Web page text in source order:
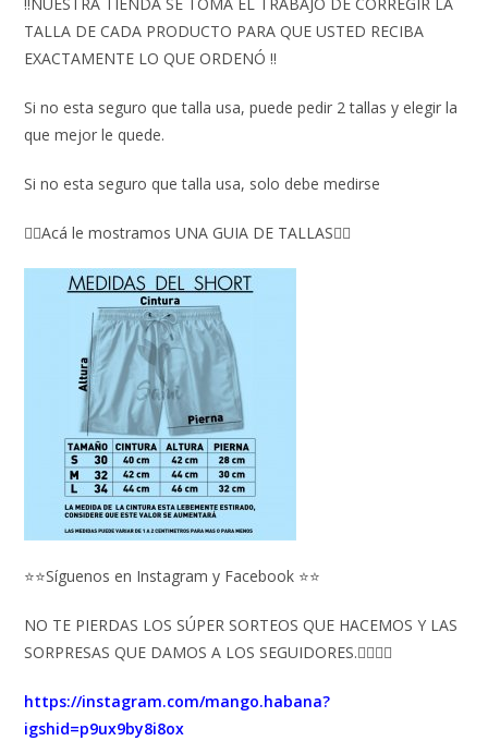
TALLA DE CADA PRODUCTO PARA QUE USTED RECIBA
EXACTAMENTE LO QUE ORDENÓ ‼️
Si no esta seguro que talla usa, puede pedir 2 tallas y elegir la
que mejor le quede.
Si no esta seguro que talla usa, solo debe medirse
👇🏼Acá le mostramos UNA GUIA DE TALLAS👇🏻
⭐⭐Síguenos en Instagram y Facebook ⭐⭐
NO TE PIERDAS LOS SÚPER SORTEOS QUE HACEMOS Y LAS
SORPRESAS QUE DAMOS A LOS SEGUIDORES.👇🏻👇🏻
https://instagram.com/mango.habana?
igshid=p9ux9by8i8ox